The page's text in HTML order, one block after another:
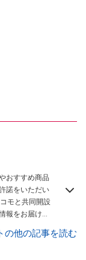
おすすめ商品
諾をいただい
モと共同開設
報をお届け。
の他の記事を読む